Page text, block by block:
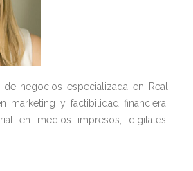
de negocios especializada en Real
marketing y factibilidad financiera.
en medios impresos, digitales,